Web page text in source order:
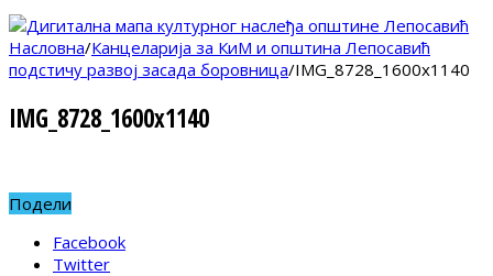
Насловна/Канцеларија за КиМ и општина Лепосавић
подстичу развој засада боровницa/IMG_8728_1600x1140
IMG_8728_1600x1140
Подели
Facebook
Twitter